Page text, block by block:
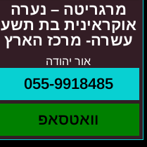
מרגריטה – נערה
אוקראינית בת תשע
עשרה- מרכז הארץ
אור יהודה
055-9918485
וואטסאפ